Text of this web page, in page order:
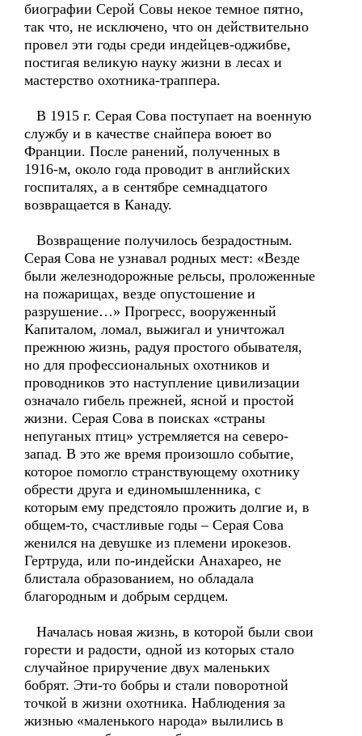
биографии Серой Совы некое темное пятно,
так что, не исключено, что он действительно
провел эти годы среди индейцев-оджибве,
постигая великую науку жизни в лесах и
мастерство охотника-траппера.
В 1915 г. Серая Сова поступает на военную
службу и в качестве снайпера воюет во
Франции. После ранений, полученных в
1916-м, около года проводит в английских
госпиталях, а в сентябре семнадцатого
возвращается в Канаду.
Возвращение получилось безрадостным.
Серая Сова не узнавал родных мест: «Везде
были железнодорожные рельсы, проложенные
на пожарищах, везде опустошение и
разрушение…» Прогресс, вооруженный
Капиталом, ломал, выжигал и уничтожал
прежнюю жизнь, радуя простого обывателя,
но для профессиональных охотников и
проводников это наступление цивилизации
означало гибель прежней, ясной и простой
жизни. Серая Сова в поисках «страны
непуганых птиц» устремляется на северо-
запад. В это же время произошло событие,
которое помогло странствующему охотнику
обрести друга и единомышленника, с
которым ему предстояло прожить долгие и, в
общем-то, счастливые годы – Серая Сова
женился на девушке из племени ирокезов.
Гертруда, или по-индейски Анахарео, не
блистала образованием, но обладала
благородным и добрым сердцем.
Началась новая жизнь, в которой были свои
горести и радости, одной из которых стало
случайное приручение двух маленьких
бобрят. Эти-то бобры и стали поворотной
точкой в жизни охотника. Наблюдения за
жизнью «маленького народа» вылились в